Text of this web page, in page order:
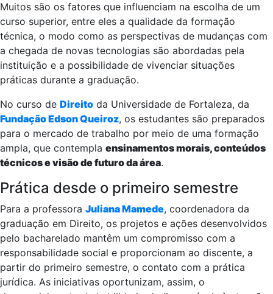
Muitos são os fatores que influenciam na escolha de um
curso superior, entre eles a qualidade da formação
técnica, o modo como as perspectivas de mudanças com
a chegada de novas tecnologias são abordadas pela
instituição e a possibilidade de vivenciar situações
práticas durante a graduação.
No curso de Direito da Universidade de Fortaleza, da
Fundação Edson Queiroz, os estudantes são preparados
para o mercado de trabalho por meio de uma formação
ampla, que contempla ensinamentos morais, conteúdos
técnicos e visão de futuro da área.
Prática desde o primeiro semestre
Para a professora Juliana Mamede, coordenadora da
graduação em Direito, os projetos e ações desenvolvidos
pelo bacharelado mantêm um compromisso com a
responsabilidade social e proporcionam ao discente, a
partir do primeiro semestre, o contato com a prática
jurídica. As iniciativas oportunizam, assim, o